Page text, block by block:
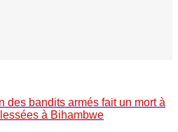
des bandits armés fait un mort à
à Bihambwe